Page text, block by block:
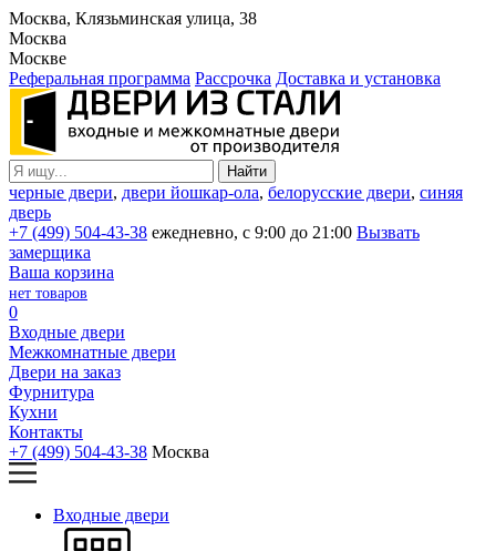
Москва, Клязьминская улица, 38
Москва
Москве
Реферальная программа Рассрочка Доставка и установка
черные двери, двери йошкар-ола, белорусские двери, синяя
дверь
+7 (499) 504-43-38 ежедневно, с 9:00 до 21:00 Вызвать
замерщика
Ваша корзина
нет товаров
0
Входные двери
Межкомнатные двери
Двери на заказ
Фурнитура
Кухни
Контакты
+7 (499) 504-43-38 Москва
Входные двери